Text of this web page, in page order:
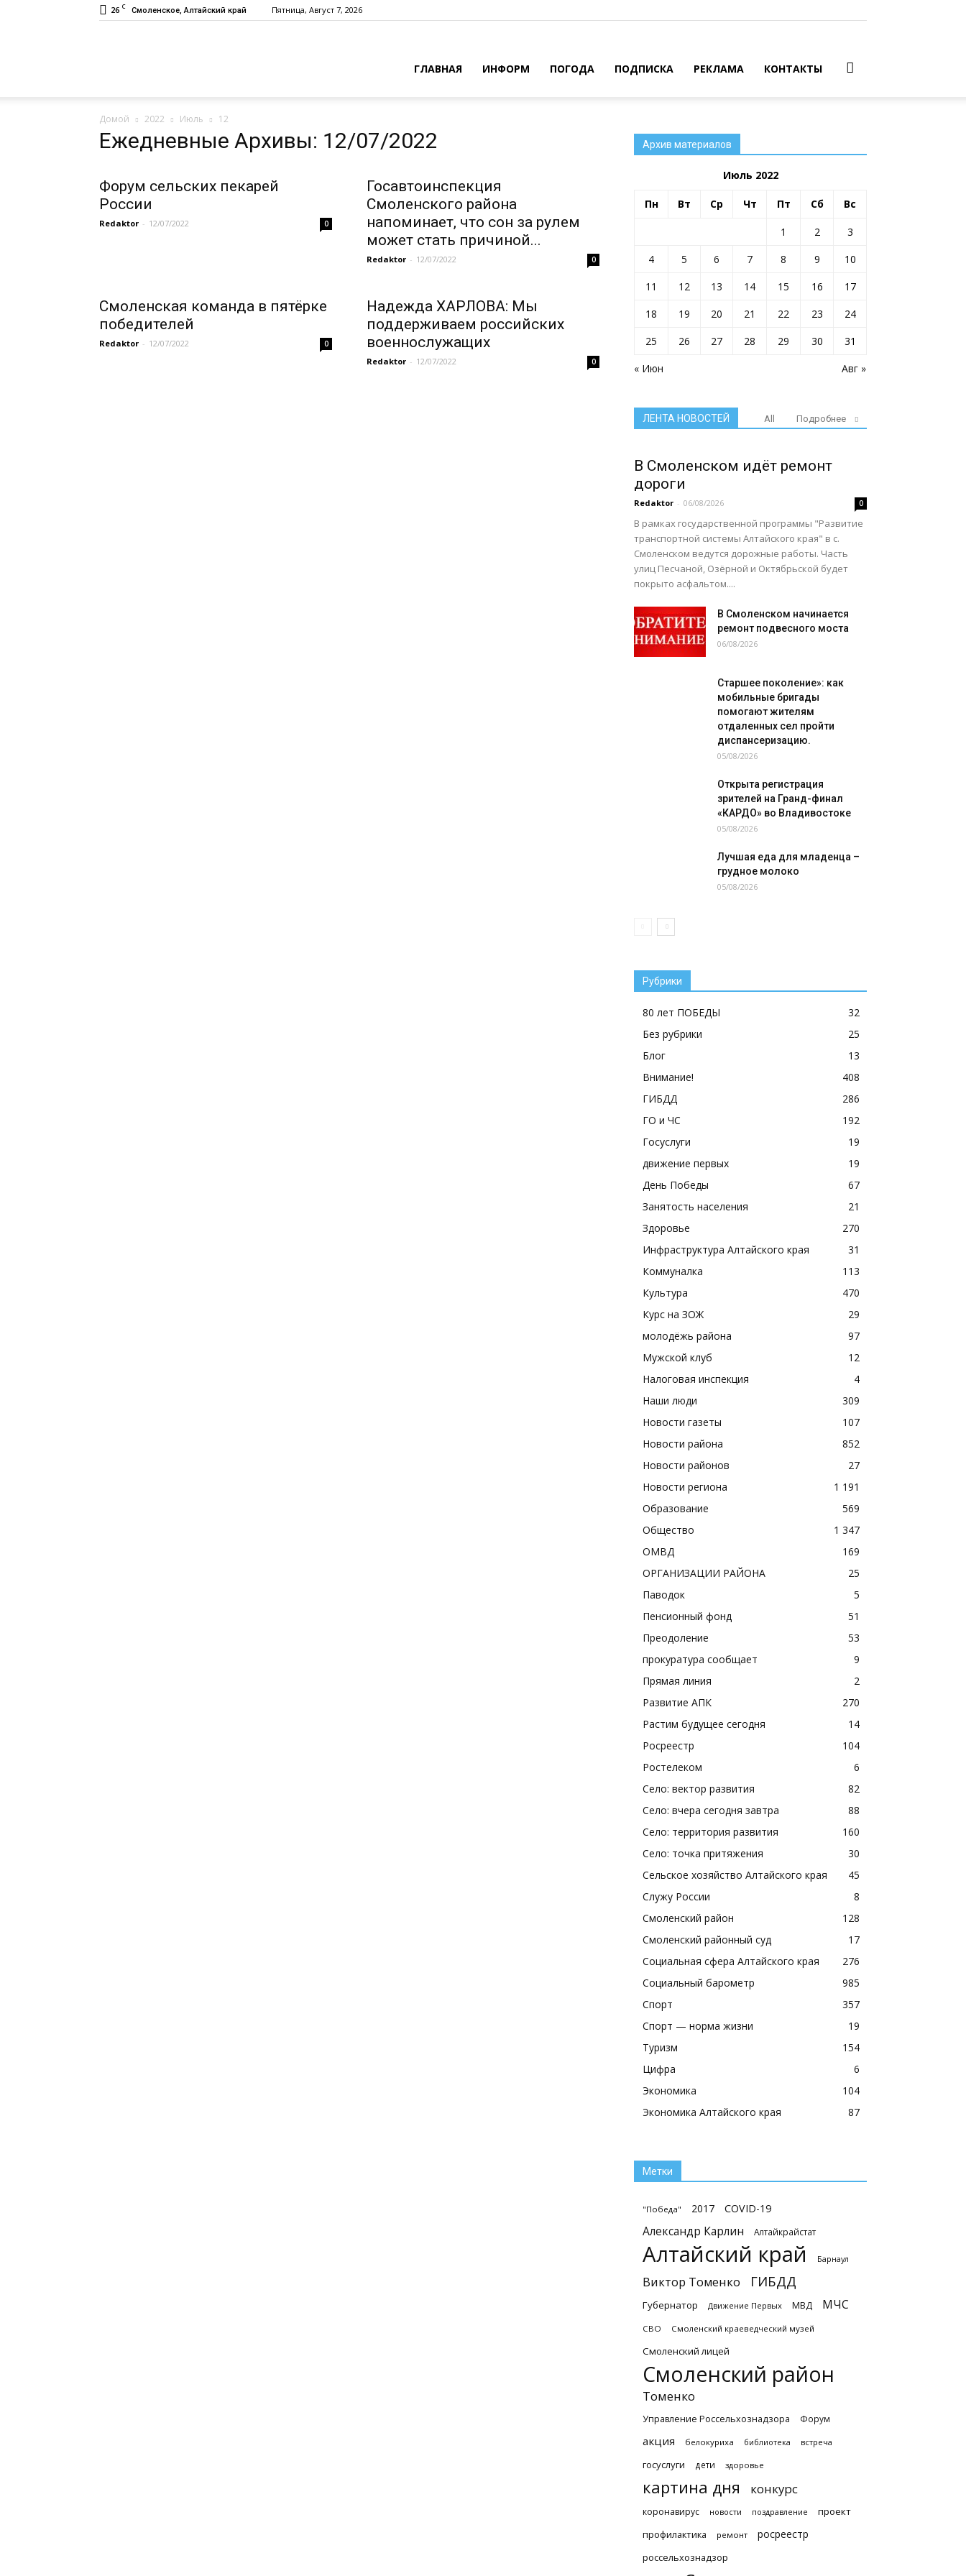
26 C Смоленское, Алтайский край Пятница, Август 7, 2026
«Заря»
ГЛАВНАЯ ИНФОРМ ПОГОДА ПОДПИСКА РЕКЛАМА КОНТАКТЫ
Домой 2022 Июль 12
Ежедневные Архивы: 12/07/2022
Форум сельских пекарей
России
Redaktor - 12/07/2022 0
Госавтоинспекция
Смоленского района
напоминает, что сон за рулем
может стать причиной...
Redaktor - 12/07/2022 0
Смоленская команда в пятёрке
победителей
Redaktor - 12/07/2022 0
Надежда ХАРЛОВА: Мы
поддерживаем российских
военнослужащих
Redaktor - 12/07/2022 0
Архив материалов
Июль 2022
Пн Вт Ср Чт Пт Сб Вс
« Июн Авг »
1 2
3
4
5 6 7 8 9
10
11
12 13 14 15 16
17
18
19 20 21 22 23
24
25
26 27 28 29 30 31
ЛЕНТА НОВОСТЕЙ All Подробнее
В Смоленском идёт ремонт
дороги
Redaktor - 06/08/2026 0
В рамках государственной программы "Развитие
транспортной системы Алтайского края" в с.
Смоленском ведутся дорожные работы. Часть
улиц Песчаной, Озёрной и Октябрьской будет
покрыто асфальтом....
В Смоленском начинается
ремонт подвесного моста
06/08/2026
Старшее поколение»: как
мобильные бригады
помогают жителям
отдаленных сел пройти
диспансеризацию.
05/08/2026
Открыта регистрация
зрителей на Гранд-финал
«КАРДО» во Владивостоке
05/08/2026
Лучшая еда для младенца –
грудное молоко
05/08/2026
Рубрики
80 лет ПОБЕДЫ
32
Без рубрики
25
Блог
13
Внимание!
408
ГИБДД
286
ГО и ЧС
192
Госуслуги
19
движение первых
19
День Победы
67
Занятость населения
21
Здоровье
270
Инфраструктура Алтайского края
31
Коммуналка
113
Культура
470
Курс на ЗОЖ
29
молодёжь района
97
Мужской клуб
12
Налоговая инспекция
4
Наши люди
309
Новости газеты
107
Новости района
852
Новости районов
27
Новости региона
1 191
Образование
569
Общество
1 347
ОМВД
169
ОРГАНИЗАЦИИ РАЙОНА
25
Паводок
5
Пенсионный фонд
51
Преодоление
53
прокуратура сообщает
9
Прямая линия
2
Развитие АПК
270
Растим будущее сегодня
14
Росреестр
104
Ростелеком
6
Село: вектор развития
82
Село: вчера сегодня завтра
88
Село: территория развития
160
Село: точка притяжения
30
Сельское хозяйство Алтайского края
45
Служу России
8
Смоленский район
128
Смоленский районный суд
17
Социальная сфера Алтайского края
276
Социальный барометр
985
Спорт
357
Спорт — норма жизни
19
Туризм
154
Цифра
6
Экономика
104
Экономика Алтайского края
87
Метки
"Победа" 2017 COVID-19
Александр Карлин Алтайкрайстат
Алтайский край Барнаул
Виктор Томенко ГИБДД
Губернатор Движение Первых МВД МЧС
СВО Смоленский краеведческий музей
Смоленский лицей
Смоленский район
Томенко
Управление Россельхознадзора Форум
акция белокуриха библиотека встреча
госуслуги дети здоровье
картина дня конкурс
коронавирус новости поздравление
проект
профилактика
ремонт росреестр
россельхознадзор